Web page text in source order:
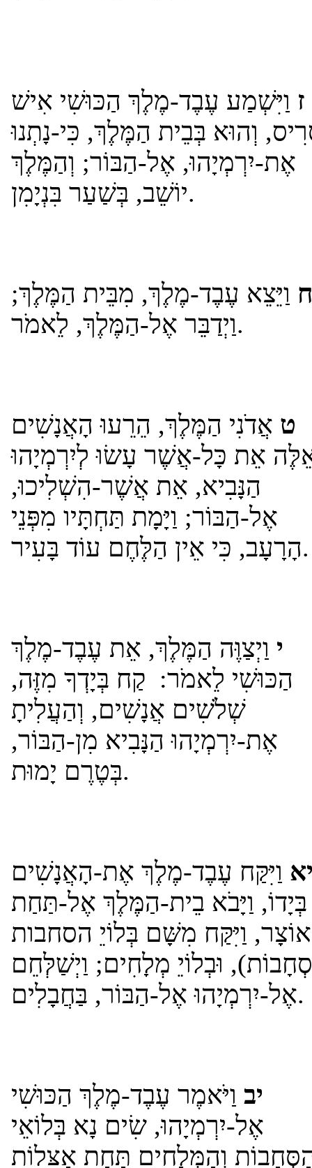
ז וַיִּשְׁמַע עֶבֶד-מֶלֶךְ הַכּוּשִׁי אִישׁ
וְהוּא בְּבֵית הַמֶּלֶךְ, כִּי-נָתְנוּ
אֶת-יִרְמְיָהוּ, אֶל-הַבּוֹר; וְהַמֶּלֶךְ
יוֹשֵׁב, בְּשַׁעַר בִּנְיָמִן.
ח וַיֵּצֵא עֶבֶד-מֶלֶךְ, מִבֵּית הַמֶּלֶךְ;
וַיְדַבֵּר אֶל-הַמֶּלֶךְ, לֵאמֹר.
ט אֲדֹנִי הַמֶּלֶךְ, הֵרֵעוּ הָאֲנָשִׁים
אֵת כָּל-אֲשֶׁר עָשׂוּ לְיִרְמְיָהוּ
הַנָּבִיא, אֵת אֲשֶׁר-הִשְׁלִיכוּ,
אֶל-הַבּוֹר; וַיָּמָת תַּחְתָּיו מִפְּנֵי
הָרָעָב, כִּי אֵין הַלֶּחֶם עוֹד בָּעִיר.
י וַיְצַוֶּה הַמֶּלֶךְ, אֵת עֶבֶד-מֶלֶךְ
הַכּוּשִׁי לֵאמֹר: קַח בְּיָדְךָ מִזֶּה,
שְׁלֹשִׁים אֲנָשִׁים, וְהַעֲלִיתָ
אֶת-יִרְמְיָהוּ הַנָּבִיא מִן-הַבּוֹר,
בְּטֶרֶם יָמוּת.
וַיִּקַּח עֶבֶד-מֶלֶךְ אֶת-הָאֲנָשִׁים
בְּיָדוֹ, וַיָּבֹא בֵית-הַמֶּלֶךְ אֶל-תַּחַת
וַיִּקַּח מִשָּׁם בְּלוֹיֵ הסחבות
וּבְלוֹיֵ מְלָחִים; וַיְשַׁלְּחֵם
אֶל-יִרְמְיָהוּ אֶל-הַבּוֹר, בַּחֲבָלִים.
יב וַיֹּאמֶר עֶבֶד-מֶלֶךְ הַכּוּשִׁי
אֶל-יִרְמְיָהוּ, שִׂים נָא בְּלוֹאֵי
וְהַמְּלָחִים תַּחַת אַצִּלוֹת